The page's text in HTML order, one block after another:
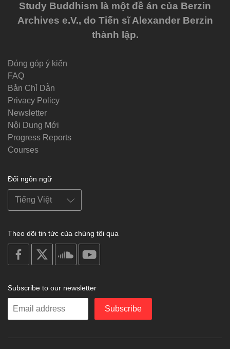
Study Buddhism là một đề án của Berzin
Archives e.V., do Tiến sĩ Alexander Berzin
thành lập.
Đóng góp ý kiến
FAQ
Bản Chỉ Dẫn
Privacy Policy
Newsletter
Nội Dung Mới
Progress Reports
Courses
Đổi ngôn ngữ
Theo dõi tin tức của chúng tôi qua
on
facebook
soundcloud
Subscribe to our newsletter
Enter
Subscribe